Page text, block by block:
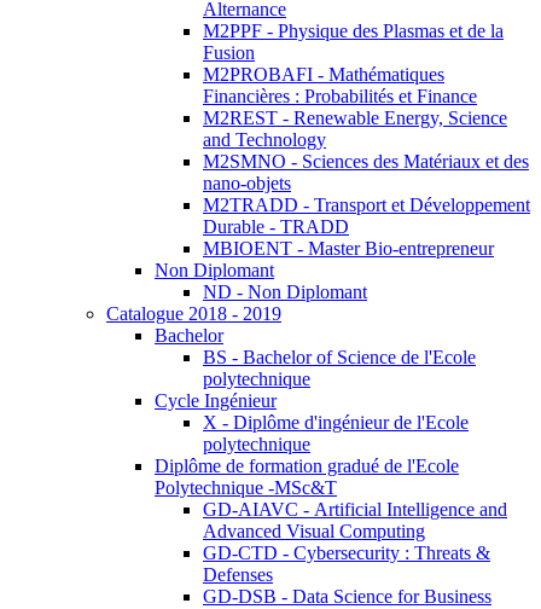
Alternance
M2PPF - Physique des Plasmas et de la
Fusion
M2PROBAFI - Mathématiques
Financières : Probabilités et Finance
M2REST - Renewable Energy, Science
and Technology
M2SMNO - Sciences des Matériaux et des
nano-objets
M2TRADD - Transport et Développement
Durable - TRADD
MBIOENT - Master Bio-entrepreneur
Non Diplomant
ND - Non Diplomant
Catalogue 2018 - 2019
Bachelor
BS - Bachelor of Science de l'Ecole
polytechnique
Cycle Ingénieur
X - Diplôme d'ingénieur de l'Ecole
polytechnique
Diplôme de formation gradué de l'Ecole
Polytechnique -MSc&T
GD-AIAVC - Artificial Intelligence and
Advanced Visual Computing
GD-CTD - Cybersecurity : Threats &
Defenses
GD-DSB - Data Science for Business